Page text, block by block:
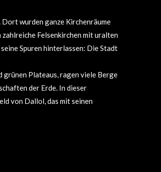
wurden ganze Kirchenräume
zahlreiche Felsenkirchen mit uralten
Spuren hinterlassen: Die Stadt
Plateaus, ragen viele Berge
der Erde. In dieser
von Dallol, das mit seinen